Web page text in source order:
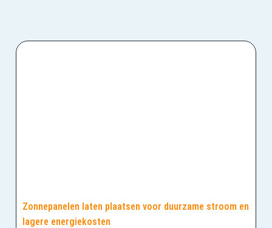
Zonnepanelen laten plaatsen voor duurzame stroom en
lagere energiekosten